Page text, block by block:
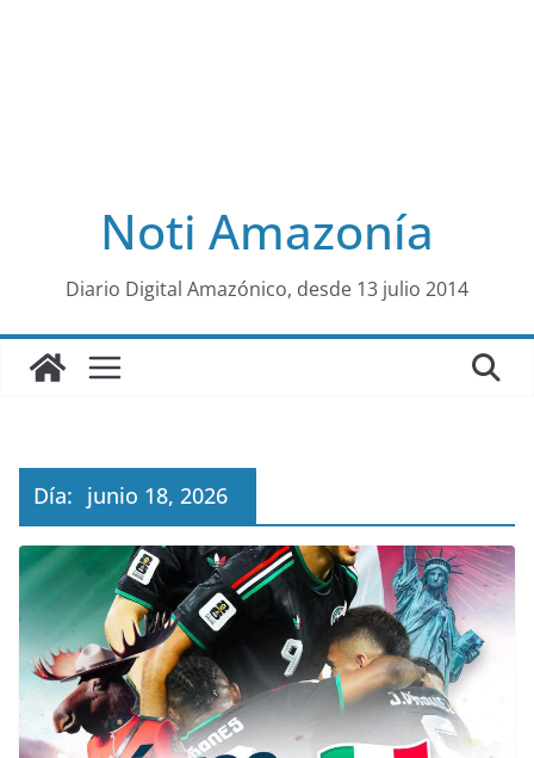
al
Noti Amazonía
Diario Digital Amazónico, desde 13 julio 2014
Día: junio 18, 2026